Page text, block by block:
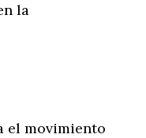
la
el movimiento